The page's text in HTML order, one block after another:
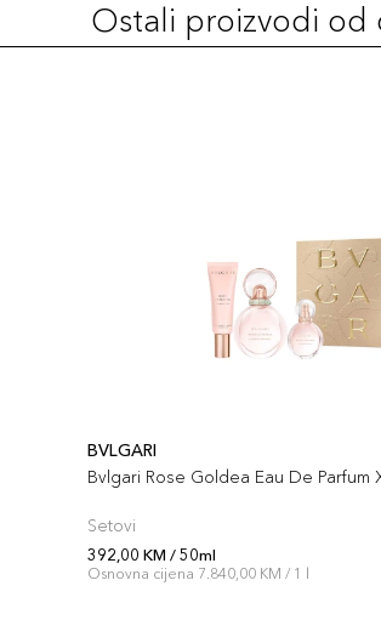
Ostali proizvodi od
BVLGARI
Bvlgari Rose Goldea Eau De Parfum
Setovi
392,00 KM / 50ml
Osnovna cijena 7.840,00 KM / 1 l